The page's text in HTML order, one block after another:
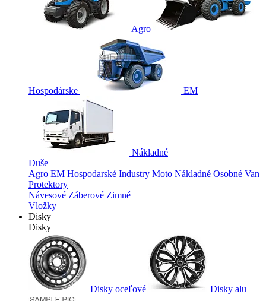
Agro
Hospodárske EM
Nákladné
Duše
Agro EM Hospodarské Industry Moto Nákladné Osobné Van
Protektory
Návesové Záberové Zimné
Vložky
Disky
Disky
Disky oceľové Disky alu